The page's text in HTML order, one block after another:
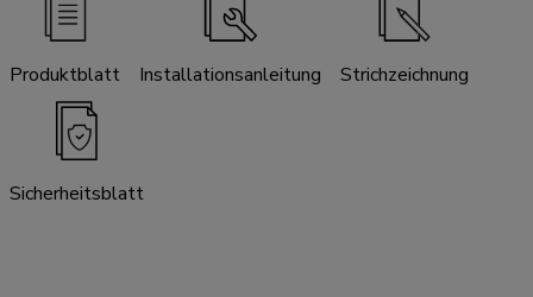
Produktblatt Installationsanleitung Strichzeichnung
Sicherheitsblatt